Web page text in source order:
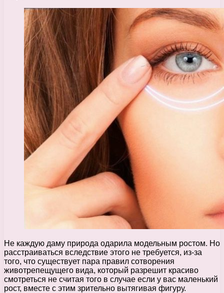
Не каждую даму природа одарила модельным ростом. Но
расстраиваться вследствие этого не требуется, из-за
того, что существует пара правил сотворения
животрепещущего вида, который разрешит красиво
смотреться не считая того в случае если у вас маленький
рост, вместе с этим зрительно вытягивая фигуру.